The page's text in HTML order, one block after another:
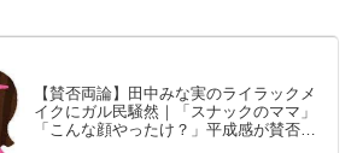
【賛否両論】田中みな実のライラックメ
イクにガル民騒然｜「スナックのママ」
「こんな顔やったけ？」平成感が賛否を